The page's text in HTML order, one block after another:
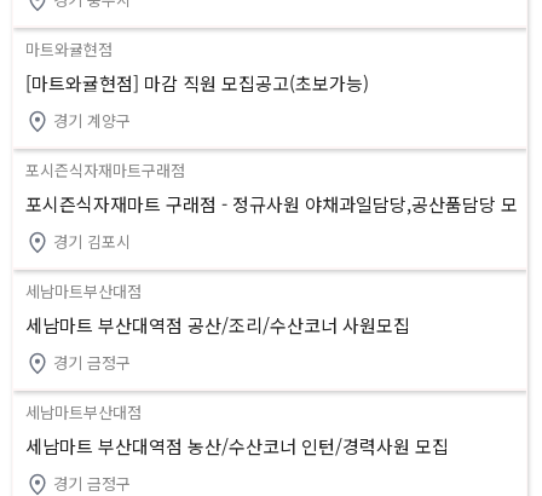
마트와귤현점
[마트와귤현점] 마감 직원 모집공고(초보가능)
경기 계양구
포시즌식자재마트구래점
포시즌식자재마트 구래점 - 정규사원 야채과일담당,공산품담당 모
집
경기 김포시
세남마트부산대점
세남마트 부산대역점 공산/조리/수산코너 사원모집
경기 금정구
세남마트부산대점
세남마트 부산대역점 농산/수산코너 인턴/경력사원 모집
경기 금정구